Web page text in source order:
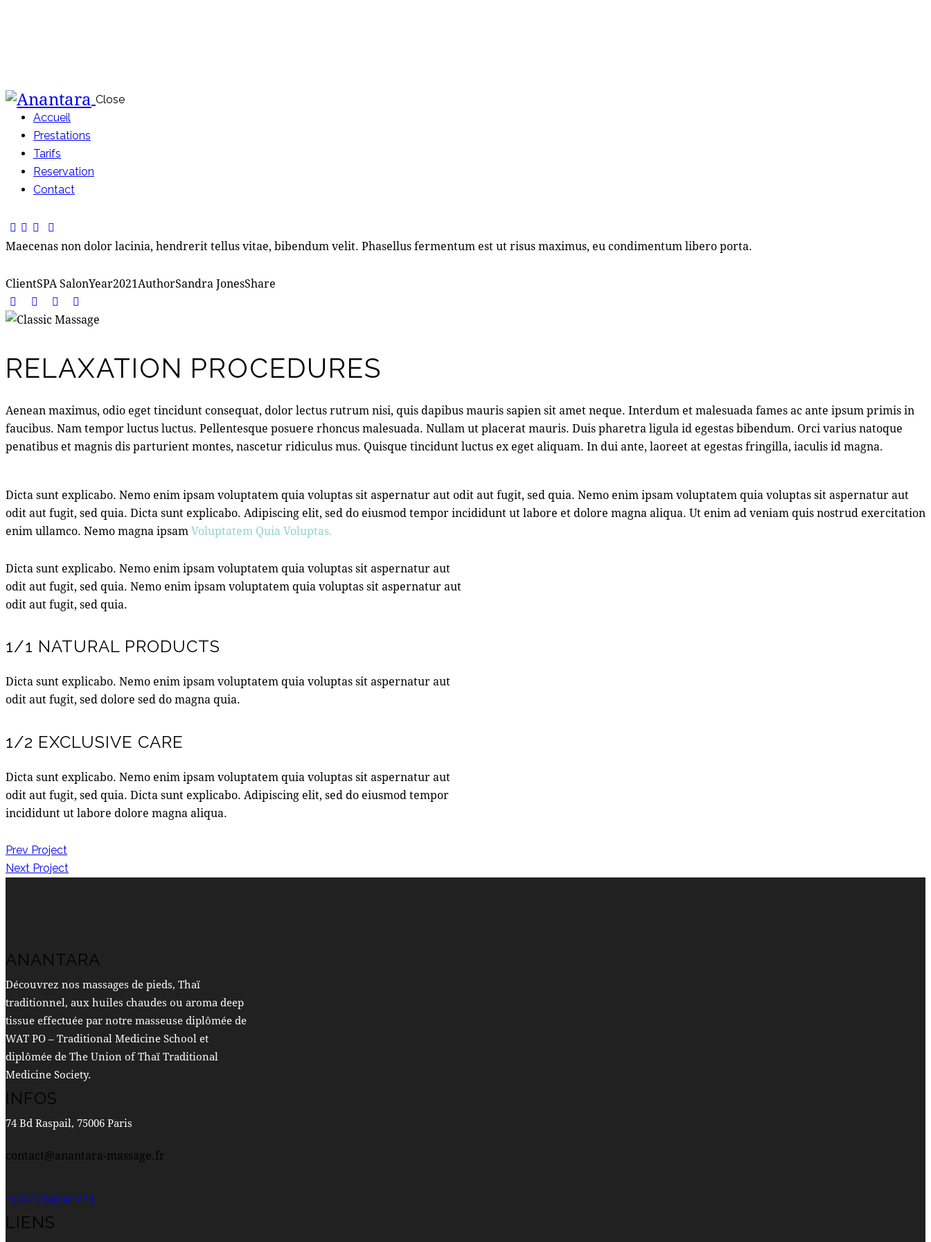
Close
Accueil
Prestations
Tarifs
Reservation
Contact
Maecenas non dolor lacinia, hendrerit tellus vitae, bibendum velit. Phasellus fermentum est ut risus maximus, eu condimentum libero porta.
ClientSPA SalonYear2021AuthorSandra JonesShare
RELAXATION PROCEDURES
Aenean maximus, odio eget tincidunt consequat, dolor lectus rutrum nisi, quis dapibus mauris sapien sit amet neque. Interdum et malesuada fames ac ante ipsum primis in
faucibus. Nam tempor luctus luctus. Pellentesque posuere rhoncus malesuada. Nullam ut placerat mauris. Duis pharetra ligula id egestas bibendum. Orci varius natoque
penatibus et magnis dis parturient montes, nascetur ridiculus mus. Quisque tincidunt luctus ex eget aliquam. In dui ante, laoreet at egestas fringilla, iaculis id magna.
Dicta sunt explicabo. Nemo enim ipsam voluptatem quia voluptas sit aspernatur aut odit aut fugit, sed quia. Nemo enim ipsam voluptatem quia voluptas sit aspernatur aut
odit aut fugit, sed quia. Dicta sunt explicabo. Adipiscing elit, sed do eiusmod tempor incididunt ut labore et dolore magna aliqua. Ut enim ad veniam quis nostrud exercitation
enim ullamco. Nemo magna ipsam Voluptatem Quia Voluptas.
Dicta sunt explicabo. Nemo enim ipsam voluptatem quia voluptas sit aspernatur aut
odit aut fugit, sed quia. Nemo enim ipsam voluptatem quia voluptas sit aspernatur aut
odit aut fugit, sed quia.
1/1 NATURAL PRODUCTS
Dicta sunt explicabo. Nemo enim ipsam voluptatem quia voluptas sit aspernatur aut
odit aut fugit, sed dolore sed do magna quia.
1/2 EXCLUSIVE CARE
Dicta sunt explicabo. Nemo enim ipsam voluptatem quia voluptas sit aspernatur aut
odit aut fugit, sed quia. Dicta sunt explicabo. Adipiscing elit, sed do eiusmod tempor
incididunt ut labore dolore magna aliqua.
NAVIGATION
DE
Prev Project
Next Project
ANANTARA
Découvrez nos massages de pieds, Thaï
traditionnel, aux huiles chaudes ou aroma deep
tissue effectuée par notre masseuse diplômée de
WAT PO – Traditional Medicine School et
diplômée de The Union of Thaï Traditional
Medicine Society.
INFOS
74 Bd Raspail, 75006 Paris
contact@anantara-massage.fr
+33(0)759542723
LIENS